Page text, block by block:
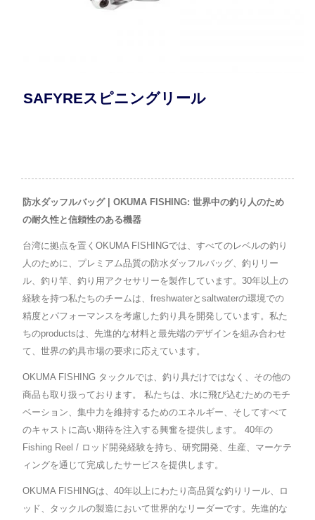
SAFYREスピニングリール
防水ダッフルバッグ | OKUMA FISHING: 世界中の釣り人のため
の耐久性と信頼性のある機器
台湾に拠点を置くOKUMA FISHINGでは、すべてのレベルの釣り
人のために、プレミアム品質の防水ダッフルバッグ、釣りリー
ル、釣り竿、釣り用アクセサリーを製作しています。30年以上の
経験を持つ私たちのチームは、freshwaterとsaltwaterの環境での
精度とパフォーマンスを考慮した釣り具を開発しています。私た
ちのproductsは、先進的な材料と最先端のデザインを組み合わせ
て、世界の釣具市場の要求に応えています。
OKUMA FISHING タックルでは、釣り具だけではなく、その他の
商品も取り扱っております。 私たちは、水に飛び込むためのモチ
ベーション、集中力を維持するためのエネルギー、そしてすべて
のキャストに高い期待を注入する興奮を提供します。 40年の
Fishing Reel / ロッド開発経験を持ち、研究開発、生産、マーケテ
ィングを通じて完成したサービスを提供します。
OKUMA FISHINGは、40年以上にわたり高品質な釣りリール、ロ
ッド、タックルの製造において世界的なリーダーです。先進的な